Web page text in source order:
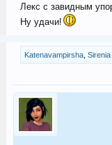
Лекс с завидным
Ну удачи!
Katenavampirsha, Sirenia